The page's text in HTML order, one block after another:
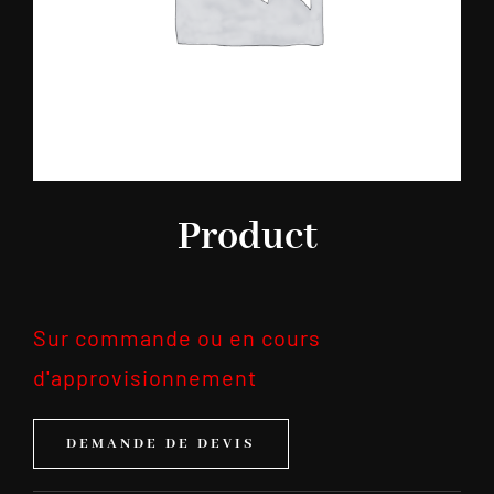
Product
Sur commande ou en cours
d'approvisionnement
DEMANDE DE DEVIS